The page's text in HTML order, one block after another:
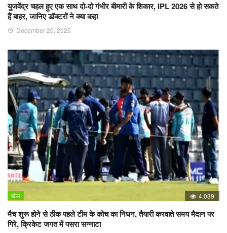
युजवेंद्र चहल हुए एक साथ दो-दो गंभीर बीमारी के शिकार, IPL 2026 से हो सकते
हैं बाहर, जानिए डॉक्टरों ने क्या कहा
December 20, 2025
खेल 4,039
मैच शुरू होने से ठीक पहले टीम के कोच का निधन, तैयारी करवाते समय मैदान पर
गिरे, क्रिकेट जगत में पसरा सन्नाटा